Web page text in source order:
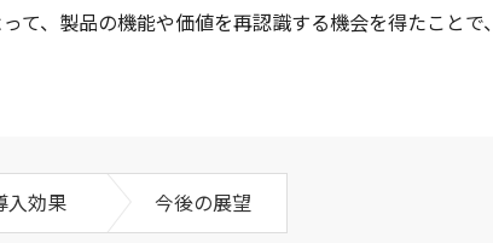
て、製品の機能や価値を再認識する機会を得たことで
入効果 今後の展望